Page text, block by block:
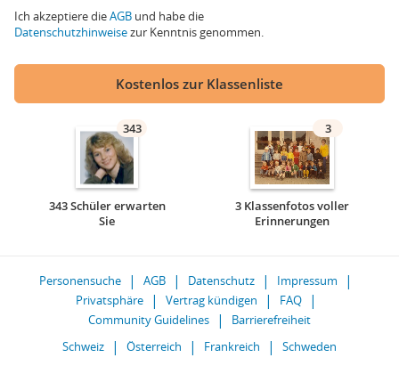
Ich akzeptiere dieAGB und habe die
Datenschutzhinweisezur Kenntnis genommen.
Kostenlos zur Klassenliste
343
343 Schüler erwarten
Sie
3
3 Klassenfotos voller
Erinnerungen
Personensuche AGB Datenschutz
Impressum
Privatsphäre
Vertrag kündigen
FAQ
Community Guidelines
Barrierefreiheit
Schweiz
Österreich Frankreich Schweden